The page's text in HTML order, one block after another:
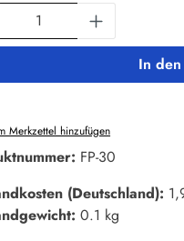
Anzahl: Gib
In
Merkzettel hinzufügen
FP-30
(Deutschland):
0.1 kg